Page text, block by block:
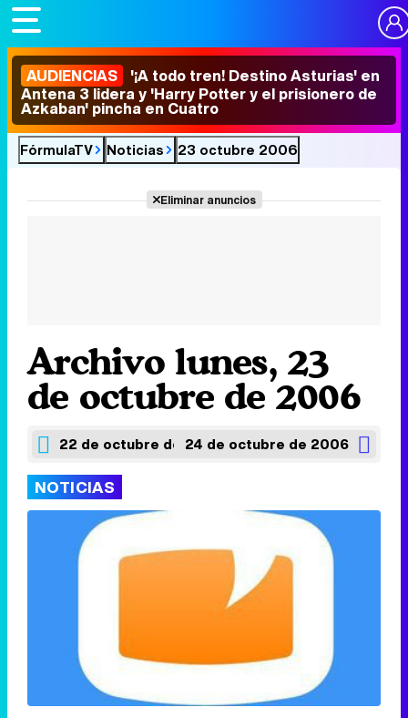
AUDIENCIAS '¡A todo tren! Destino Asturias' en
Antena 3 lidera y 'Harry Potter y el prisionero de
Azkaban' pincha en Cuatro
FórmulaTV Noticias 23 octubre 2006
Eliminar anuncios
Archivo lunes, 23
de octubre de 2006
22 de octubre de 200624 de octubre de 2006
NOTICIAS